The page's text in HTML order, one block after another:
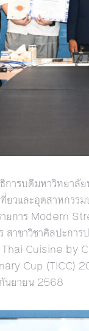
การบดีมหาวิทยาลั
วและอุตสาหกรร
ยการ Modern
าขาวิชาศิลปะกา
Cuisine by
Cup (TICC)
นยายน 2568